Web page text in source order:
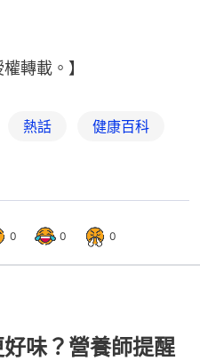
轉載。】
熱話 健康百科
0 0 0
味？營養師提醒